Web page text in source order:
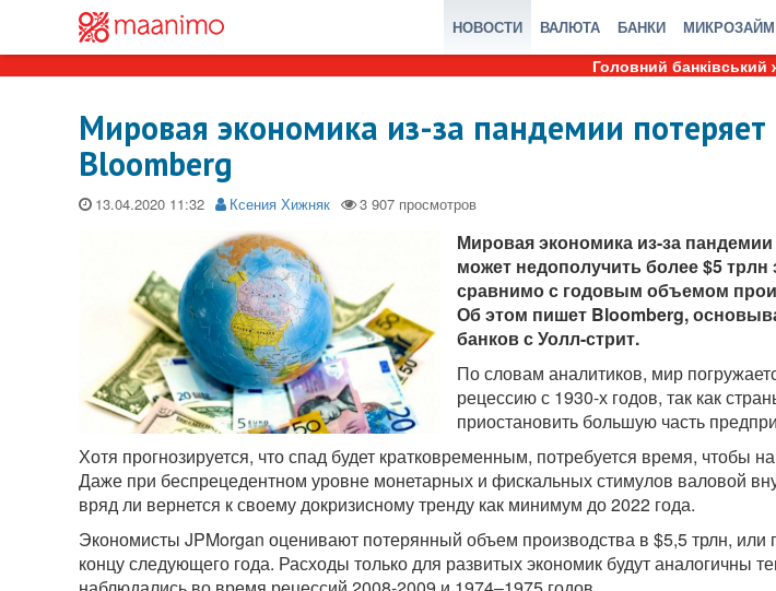
НОВОСТИ ВАЛЮТА БАНКИ МИКРОЗАЙМ
Головний банківський
Мировая экономика из-за пандемии
Bloomberg
13.04.2020 Ксения Хижняк
Мировая экономика из-за
может недополучить более $5 трлн
сравнимо с годовым объемом
Об этом пишет Bloomberg,
банков с Уолл-стрит.
По словам аналитиков, мир
рецессию с 1930-х годов, так как
приостановить большую часть
Хотя прогнозируется, что спад будет кратковременным, потребуется время, чтобы
Даже при беспрецедентном уровне монетарных и фискальных стимулов валовой
вряд ли вернется к своему докризисному тренду как минимум до 2022 года.
Экономисты JPMorgan оценивают потерянный объем производства в $5,5 трлн, или
концу следующего года. Расходы только для развитых экономик будут аналогичны